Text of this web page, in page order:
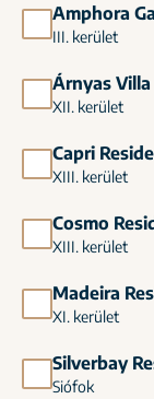
Amphora
III. kerület
Árnyas
XII. kerület
Capri
XIII. kerület
Cosmo
XIII. kerület
Madeira
XI. kerület
Silverbay
Siófok